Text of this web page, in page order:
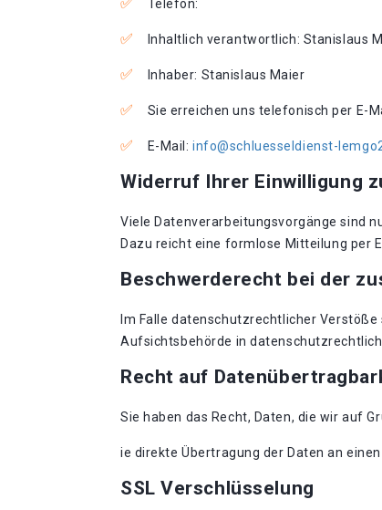
Telefon:
Inhaltlich verantwortlich: Stanislaus
Inhaber: Stanislaus Maier
Sie erreichen uns telefonisch per E-
E-Mail:info@schluesseldienst-
Widerruf Ihrer Einwilligung
Viele Datenverarbeitungsvorgänge sind
Dazu reicht eine formlose Mitteilung per
Beschwerderecht bei der
Im Falle datenschutzrechtlicher
Aufsichtsbehörde in
Recht auf
Sie haben das Recht, Daten, die wir auf
ie direkte Übertragung der Daten an
SSL Verschlüsselung